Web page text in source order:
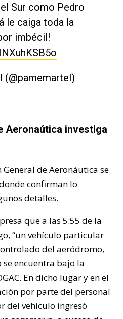
Sur como Pedro
le caiga toda la
imbécil!
(@pamemartel)
Aeronaútica investiga
General de Aeronáutica se
confirman lo
detalles.
que a las 5:55 de la
“un vehículo particular
del aeródromo,
encuentra bajo la
En dicho lugar y en el
por parte del personal
del vehículo ingresó